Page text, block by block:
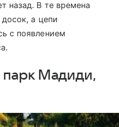
назад. В те времена
а цепи
с появлением
парк Мадиди,